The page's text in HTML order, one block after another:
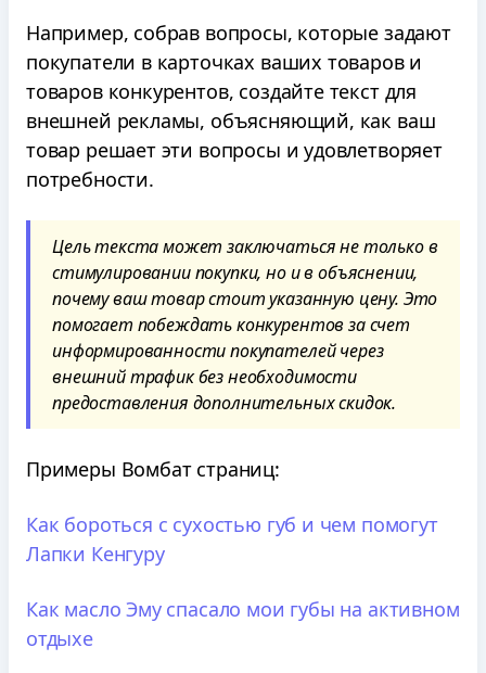
Например, собрав вопросы, которые задают
покупатели в карточках ваших товаров и
товаров конкурентов, создайте текст для
внешней рекламы, объясняющий, как ваш
товар решает эти вопросы и удовлетворяет
потребности.
Цель текста может заключаться не только в
стимулировании покупки, но и в объяснении,
почему ваш товар стоит указанную цену. Это
помогает побеждать конкурентов за счет
информированности покупателей через
внешний трафик без необходимости
предоставления дополнительных скидок.
Примеры Вомбат страниц:
Как бороться с сухостью губ и чем помогут
Лапки Кенгуру
Как масло Эму спасало мои губы на активном
отдыхе